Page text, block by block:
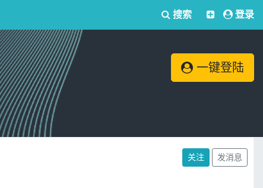
搜索 登录
一键登陆
关注 发消息